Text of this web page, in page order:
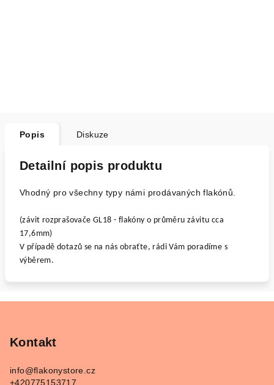
Popis Diskuze
Detailní popis produktu
Vhodný pro všechny typy námi prodávaných flakónů.
(závit rozprašovačeGL18 - flakóny o průměru závitu cca
17,6mm)
V případě dotazů se na nás obraťte, rádi Vám poradíme s
výběrem.
Kontakt
info@flakonystore.cz
+420775153717